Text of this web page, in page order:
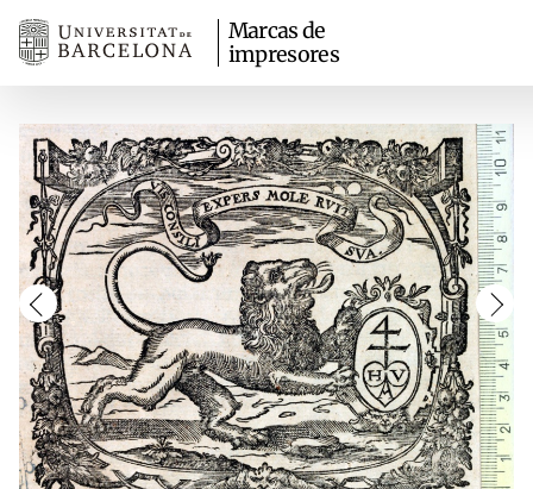
Marcas de
impresores